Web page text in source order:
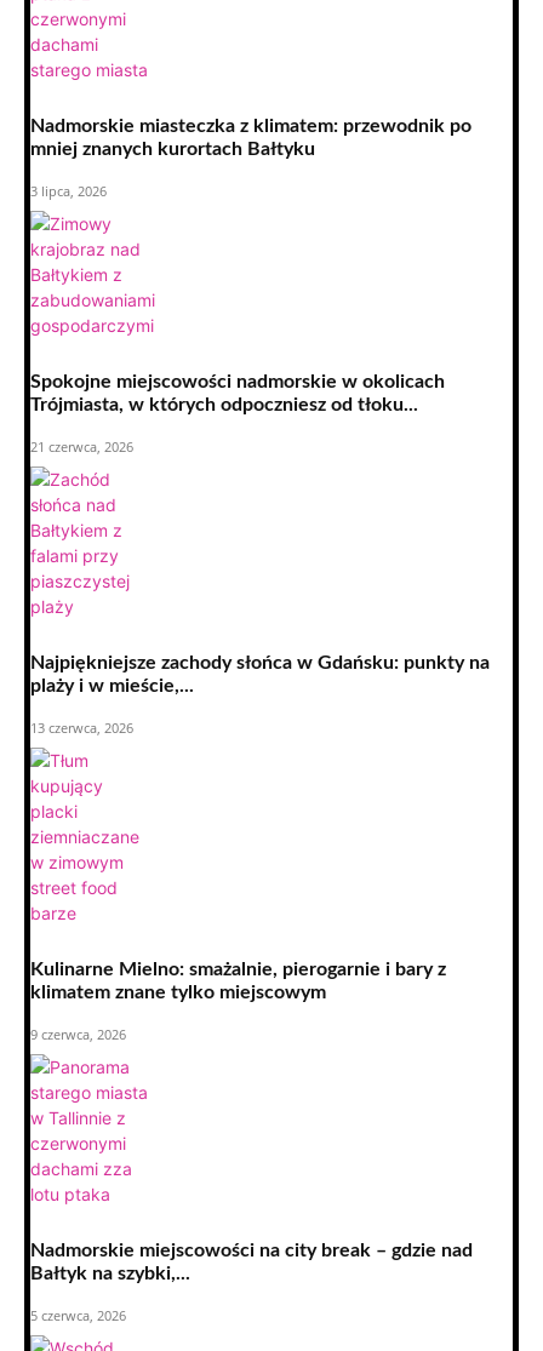
Nadmorskie miasteczka z klimatem: przewodnik po
mniej znanych kurortach Bałtyku
3 lipca, 2026
Spokojne miejscowości nadmorskie w okolicach
Trójmiasta, w których odpoczniesz od tłoku...
21 czerwca, 2026
Najpiękniejsze zachody słońca w Gdańsku: punkty na
plaży i w mieście,...
13 czerwca, 2026
Kulinarne Mielno: smażalnie, pierogarnie i bary z
klimatem znane tylko miejscowym
9 czerwca, 2026
Nadmorskie miejscowości na city break – gdzie nad
Bałtyk na szybki,...
5 czerwca, 2026